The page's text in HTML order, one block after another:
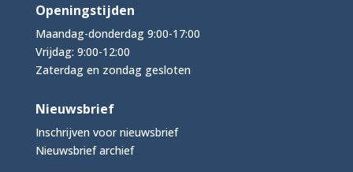
Openingstijden
Maandag-donderdag 9:00-17:00
Vrijdag: 9:00-12:00
Zaterdag en zondag gesloten
Nieuwsbrief
Inschrijven voor nieuwsbrief
Nieuwsbrief archief